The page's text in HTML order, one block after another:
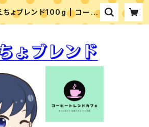
えちょブレンド100g | コーヒ
ドカフェ -coffee trend c